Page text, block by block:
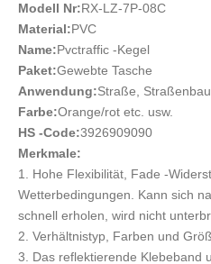
Modell Nr:RX-LZ-7P-08C
Material:PVC
Name:Pvctraffic -Kegel
Paket:Gewebte Tasche
Anwendung:Straße,
Farbe:Orange/rot etc. usw.
HS -Code:3926909090
Merkmale:
1. Hohe Flexibilität, Fade -
Wetterbedingungen. Kann sich
schnell erholen, wird nicht
2. Verhältnistyp, Farben und
3. Das reflektierende Klebeband